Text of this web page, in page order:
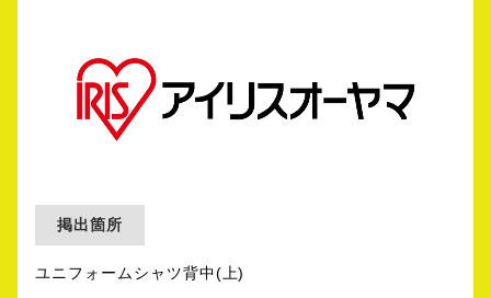
掲出箇所
ユニフォームシャツ背中(上)